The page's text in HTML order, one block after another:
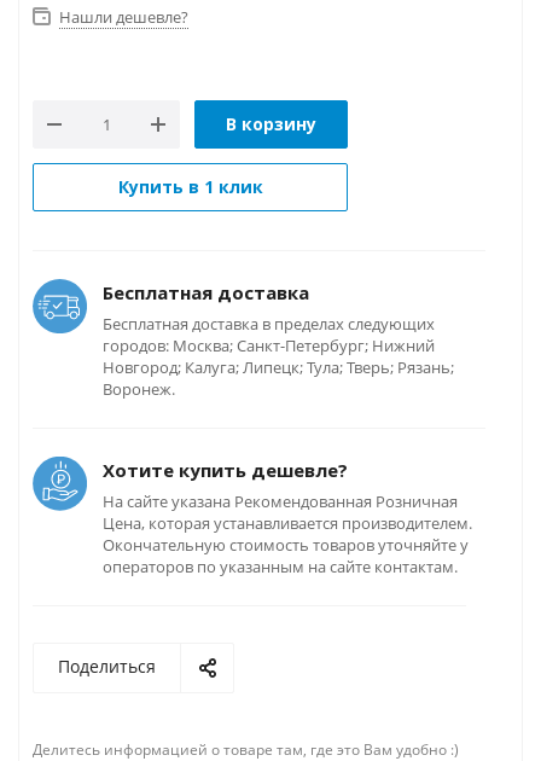
Нашли дешевле?
В корзину
Купить в 1 клик
Бесплатная доставка
Бесплатная доставка в пределах следующих
городов: Москва; Санкт-Петербург; Нижний
Новгород; Калуга; Липецк; Тула; Тверь; Рязань;
Воронеж.
Хотите купить дешевле?
На сайте указана Рекомендованная Розничная
Цена, которая устанавливается производителем.
Окончательную стоимость товаров уточняйте у
операторов по указанным на сайте контактам.
Поделиться
Делитесь информацией о товаре там, где это Вам удобно :)